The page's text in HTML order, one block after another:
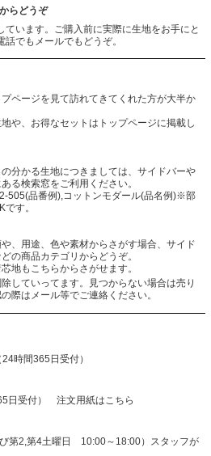
らどうぞ
います。ご購入前に実際に生地をお手にと
でもメールでもどうぞ。
ページを見て訪れてきてくれた方が大半か
や、お得なセットはトップページに掲載し
分かる生地につきましては、サイドバーや
る検索窓をご利用ください。
505(品番例),コットンモダール(品名例)※部
す。
、用途、色や素材からさがす場合、サイド
の商品カテゴリからどうぞ。
地もこちらからさがせます。
していってます。見つからない場合は売り
際はメール等でご連絡ください。
24時間365日受付）
日受付）
注文用紙はこちら
第2,第4土曜日 10:00～18:00）スタッフが